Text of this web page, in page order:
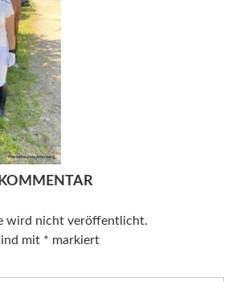
wird nicht veröffentlicht.
mit * markiert